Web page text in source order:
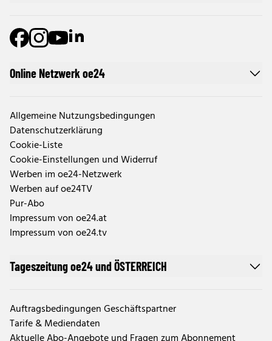
Online Netzwerk oe24
Allgemeine Nutzungsbedingungen
Datenschutzerklärung
Cookie-Liste
Cookie-Einstellungen und Widerruf
Werben im oe24-Netzwerk
Werben auf oe24TV
Pur-Abo
Impressum von oe24.at
Impressum von oe24.tv
Tageszeitung oe24 und ÖSTERREICH
Auftragsbedingungen Geschäftspartner
Tarife & Mediendaten